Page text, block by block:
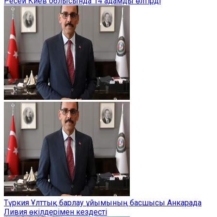
Түркия Ұлттық барлау ұйымының басшысы Анкарада
Ливия өкілдерімен кездесті